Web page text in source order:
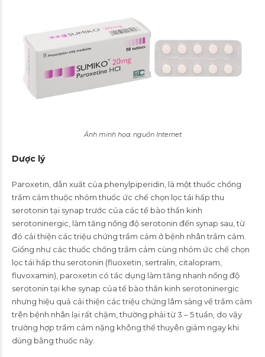
Ảnh minh họa: nguồn Internet
Dược lý
Paroxetin, dẫn xuất của phenylpiperidin, là một thuốc chống
trầm cảm thuộc nhóm thuốc ức chế chọn lọc tái hấp thu
serotonin tại synap trước của các tế bào thần kinh
serotoninergic, làm tăng nồng độ serotonin đến synap sau, từ
đó cải thiện các triệu chứng trầm cảm ở bệnh nhân trầm cảm.
Giống như các thuốc chống trầm cảm cùng nhóm ức chế chọn
lọc tái hấp thu serotonin (fluoxetin, sertralin, citalopram,
fluvoxamin), paroxetin có tác dụng làm tăng nhanh nồng độ
serotonin tại khe synap của tế bào thần kinh serotoninergic
nhưng hiệu quả cải thiện các triệu chứng lâm sàng về trầm cảm
trên bệnh nhân lại rất chậm, thường phải từ 3 – 5 tuần, do vậy
trường hợp trầm cảm nặng không thể thuyên giảm ngay khi
dùng bằng thuốc này.